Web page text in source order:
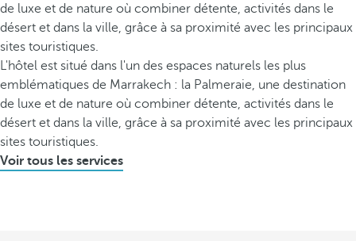
de luxe et de nature où combiner détente, activités dans le
désert et dans la ville, grâce à sa proximité avec les principaux
sites touristiques.
L'hôtel est situé dans l'un des espaces naturels les plus
emblématiques de Marrakech : la Palmeraie, une destination
de luxe et de nature où combiner détente, activités dans le
désert et dans la ville, grâce à sa proximité avec les principaux
sites touristiques.
Voir tous les services